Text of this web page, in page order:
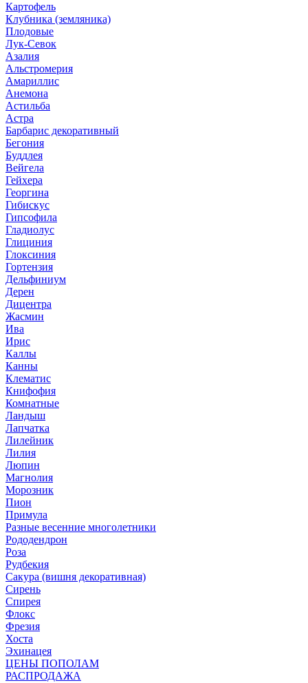
Картофель
Клубника (земляника)
Плодовые
Лук-Севок
Азалия
Альстромерия
Амариллис
Анемона
Астильба
Астра
Барбарис декоративный
Бегония
Буддлея
Вейгела
Гейхера
Георгина
Гибискус
Гипсофила
Гладиолус
Глициния
Глоксиния
Гортензия
Дельфиниум
Дерен
Дицентра
Жасмин
Ива
Ирис
Каллы
Канны
Клематис
Книфофия
Комнатные
Ландыш
Лапчатка
Лилейник
Лилия
Люпин
Магнолия
Морозник
Пион
Примула
Разные весенние многолетники
Рододендрон
Роза
Рудбекия
Сакура (вишня декоративная)
Сирень
Спирея
Флокс
Фрезия
Хоста
Эхинацея
ЦЕНЫ ПОПОЛАМ
РАСПРОДАЖА